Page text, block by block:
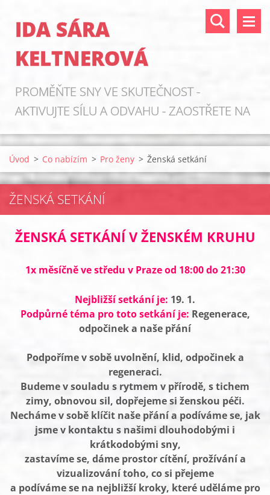
IDA SÁRA
KELTNEROVÁ
PROMĚŇTE SNY VE SKUTEČNOST -
AKTIVUJTE SÍLU A ODVAHU - ZAOSTŘETE NA
ZDROJE!
Úvod > Co nabízím > Pro ženy > Ženská setkání
ŽENSKÁ SETKÁNÍ
ŽENSKÁ SETKÁNÍ V ŽENSKÉM KRUHU
1x měsíčně ve středu v Praze od 18:00 do 21:30
Nejbližší setkání je: 19. 1.
Podpůrné téma pro toto setkání je: Regenerace,
odpočinek a naše přání
Podpoříme v sobě uvolnění, klid, odpočinek a
regeneraci.
Budeme v souladu s rytmem v přírodě, s tichem
zimy, obnovou sil, dopřejeme si ženskou péči.
Necháme v sobě klíčit naše přání a podíváme se, jak
jsme v kontaktu s našimi dlouhodobými i
krátkodobými sny,
zastavíme se, dáme prostor cítění, prožívání a
vizualizování toho, co si přejeme
a podíváme se na nejbližší kroky, které uděláme pro